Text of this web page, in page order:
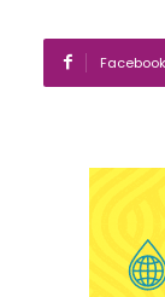
Facebook